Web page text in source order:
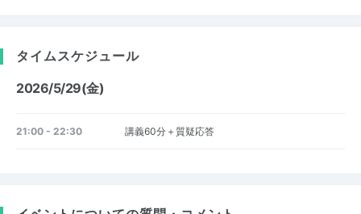
タイムスケジュール
2026/5/29(金)
21:00 - 22:30 講義60分＋質疑応答